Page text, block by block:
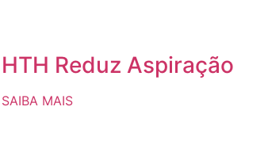
HTH Reduz Aspiração
SAIBA MAIS